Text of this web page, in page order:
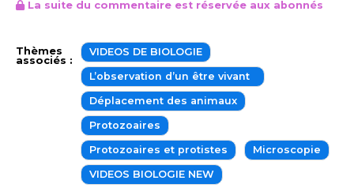
La suite du commentaire est réservée aux abonnés
Thèmes
associés :
VIDEOS DE BIOLOGIE
L’observation d’un être vivant
Déplacement des animaux
Protozoaires
Protozoaires et protistes Microscopie
VIDEOS BIOLOGIE NEW